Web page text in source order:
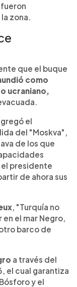
zona.
que el buque
como
ucraniano,
el
del "Moskva",
de los que
el presidente
de ahora sus
, "Turquía no
el mar Negro,
barco de
a través del
el cual garantiza
y el